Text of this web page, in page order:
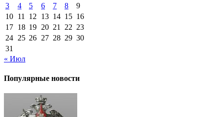
3
4 5 6 7 8
9
10 11 12 13 14 15 16
17 18 19 20 21 22 23
24 25 26 27 28 29 30
31
« Июл
Популярные новости